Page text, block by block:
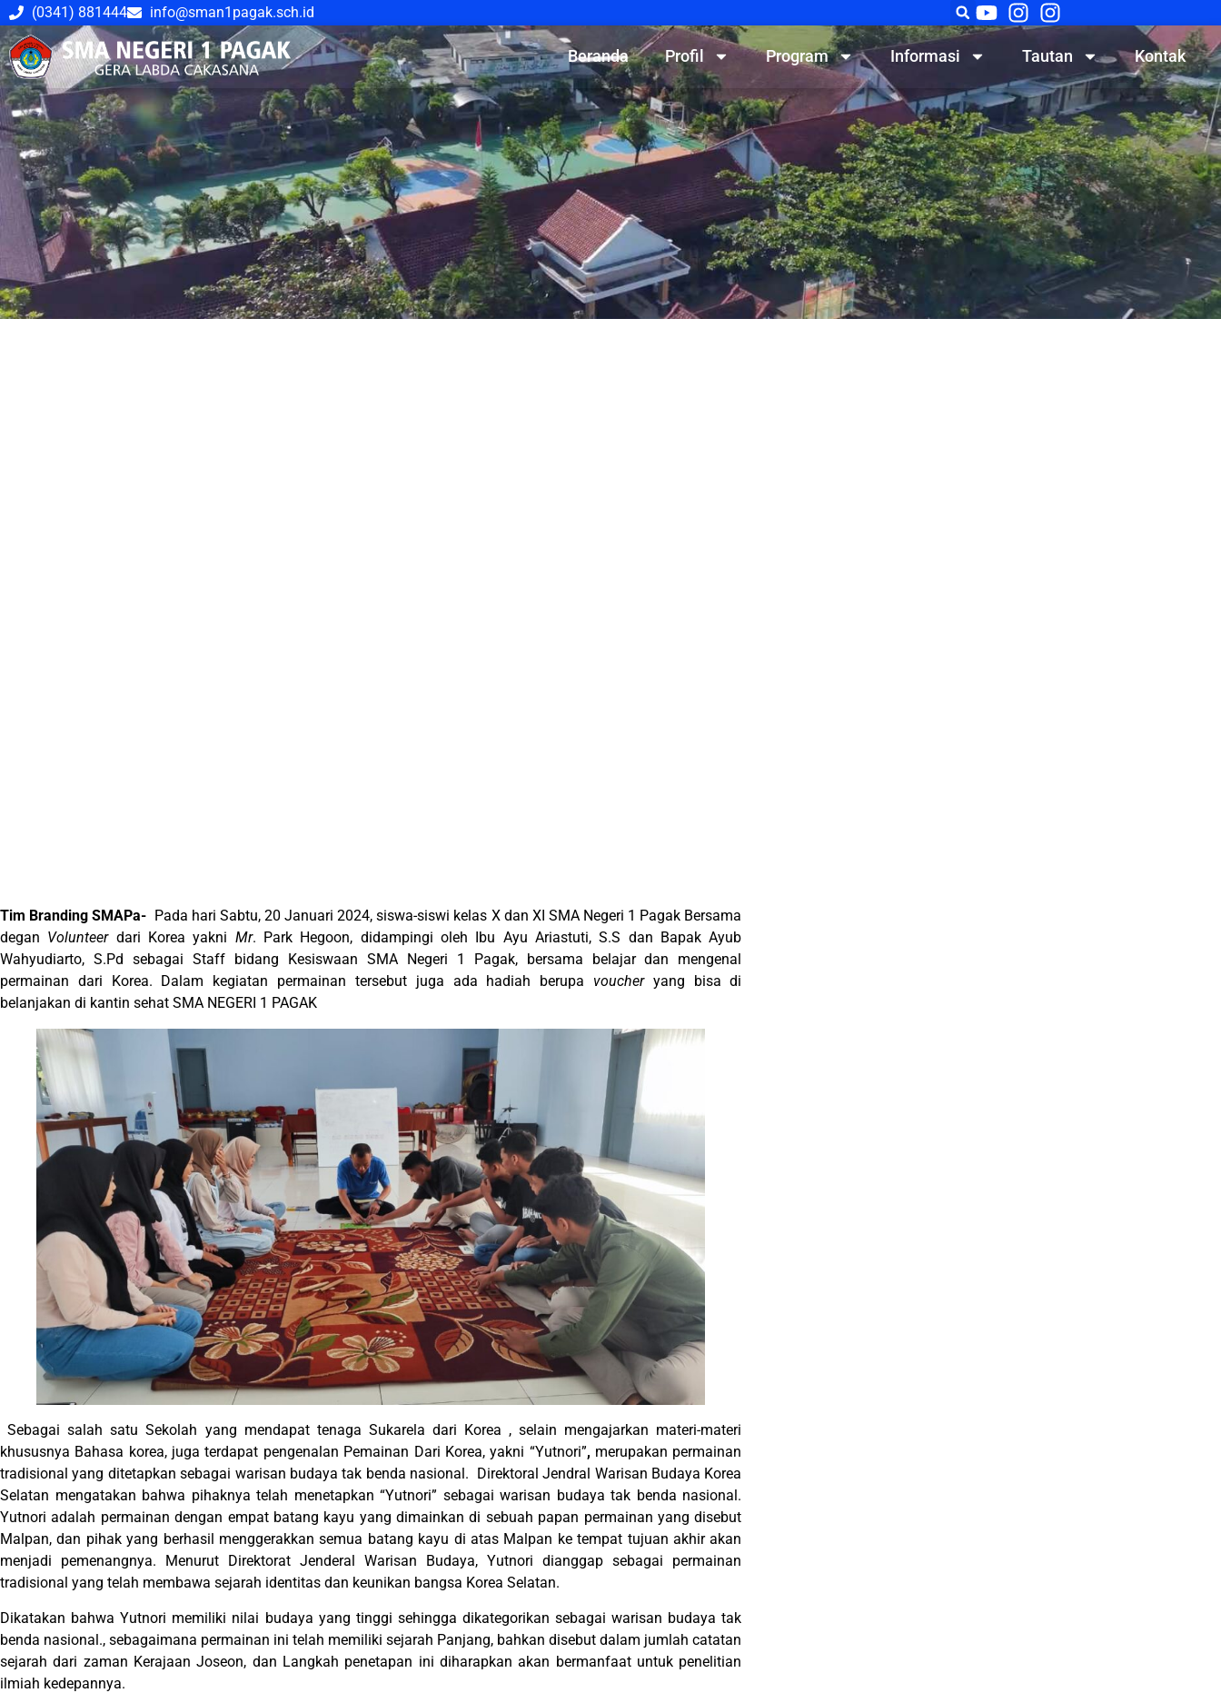
(0341) 881444 info@sman1pagak.sch.id
Beranda Profil Program Informasi Tautan Kontak
Tim Branding SMAPa- Pada hari Sabtu, 20 Januari 2024, siswa-siswi kelas X dan XI SMA Negeri 1 Pagak Bersama
degan Volunteerdari Korea yakni Mr. Park Hegoon, didampingi oleh Ibu Ayu Ariastuti, S.S dan Bapak Ayub
Wahyudiarto, S.Pd sebagai Staff bidang Kesiswaan SMA Negeri 1 Pagak, bersama belajar dan mengenal
permainan dari Korea. Dalam kegiatan permainan tersebut juga ada hadiah berupa voucher yang bisa di
belanjakan di kantin sehat SMA NEGERI 1 PAGAK
Sebagai salah satu Sekolah yang mendapat tenaga Sukarela dari Korea , selain mengajarkan materi-materi
khususnya Bahasa korea, juga terdapat pengenalan Pemainan Dari Korea, yakni “Yutnori”, merupakan permainan
tradisional yang ditetapkan sebagai warisan budaya tak benda nasional. Direktoral Jendral Warisan Budaya Korea
Selatan mengatakan bahwa pihaknya telah menetapkan “Yutnori” sebagai warisan budaya tak benda nasional.
Yutnori adalah permainan dengan empat batang kayu yang dimainkan di sebuah papan permainan yang disebut
Malpan, dan pihak yang berhasil menggerakkan semua batang kayu di atas Malpan ke tempat tujuan akhir akan
menjadi pemenangnya. Menurut Direktorat Jenderal Warisan Budaya, Yutnori dianggap sebagai permainan
tradisional yang telah membawa sejarah identitas dan keunikan bangsa Korea Selatan.
Dikatakan bahwa Yutnori memiliki nilai budaya yang tinggi sehingga dikategorikan sebagai warisan budaya tak
benda nasional., sebagaimana permainan ini telah memiliki sejarah Panjang, bahkan disebut dalam jumlah catatan
sejarah dari zaman Kerajaan Joseon, dan Langkah penetapan ini diharapkan akan bermanfaat untuk penelitian
ilmiah kedepannya.